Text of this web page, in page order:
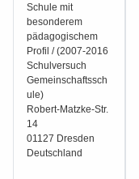
Schule mit
besonderem
pädagogischem
Profil / (2007-2016
Schulversuch
Gemeinschaftssch
ule)
Robert-Matzke-Str.
14
01127 Dresden
Deutschland